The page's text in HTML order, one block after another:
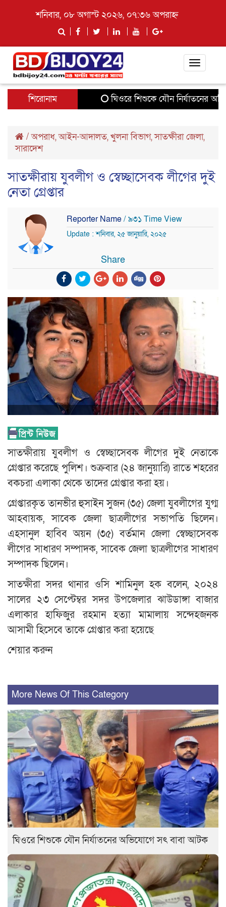
শনিবার, ০৮ অগাস্ট ২০২৬, ০৭:৩৬ অপরাহ্ন
Toggle
শিরোনাম
ঘিওরে শিশুকে যৌন নির্যাতনের
/অপরাধ,আইন-আদালত,খুলনা বিভাগ,সাতক্ষীরা জেলা,
সারাদেশ
সাতক্ষীরায় যুবলীগ ও স্বেচ্ছাসেবক লীগের দুই
নেতা গ্রেপ্তার
Reporter Name/ ৯৩১ Time View
Update : শনিবার, ২৫ জানুয়ারি, ২০২৫
Share
সাতক্ষীরায় যুবলীগ ও স্বেচ্ছাসেবক লীগের দুই নেতাকে
গ্রেপ্তার করেছে পুলিশ। শুক্রবার (২৪ জানুয়ারি) রাতে শহরের
বকচরা এলাকা থেকে তাদের গ্রেপ্তার করা হয়।
গ্রেপ্তারকৃত তানভীর হুসাইন সুজন (৩৫) জেলা যুবলীগের যুগ্ম
আহবায়ক, সাবেক জেলা ছাত্রলীগের সভাপতি ছিলেন।
এহসানুল হাবিব অয়ন (৩৫) বর্তমান জেলা স্বেচ্ছাসেবক
লীগের সাধারণ সম্পাদক, সাবেক জেলা ছাত্রলীগের সাধারণ
সম্পাদক ছিলেন।
সাতক্ষীরা সদর থানার ওসি শামিনুল হক বলেন, ২০২৪
সালের ২৩ সেপ্টেম্বর সদর উপজেলার ঝাউডাঙ্গা বাজার
এলাকার হাফিজুর রহমান হত্যা মামালায় সন্দেহজনক
আসামী হিসেবে তাকে গ্রেপ্তার করা হয়েছে
শেয়ার করুন
More News Of This Category
ঘিওরে শিশুকে যৌন নির্যাতনের অভিযোগে সৎ বাবা আটক